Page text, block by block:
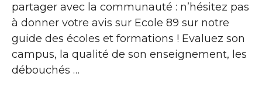
partager avec la communauté : n’hésitez pas
à donner votre avis sur Ecole 89 sur notre
guide des écoles et formations ! Evaluez son
campus, la qualité de son enseignement, les
débouchés …